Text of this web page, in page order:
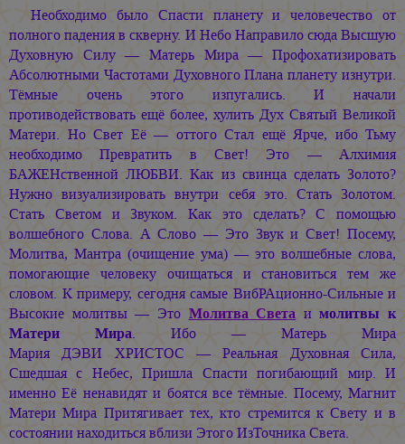
Необходимо было Спасти планету и человечество от
полного падения в скверну. И Небо Направило сюда Высшую
Духовную Силу — Матерь Мира — Профохатизировать
Абсолютными Частотами Духовного Плана планету изнутри.
Тёмные очень этого изпугались. И начали
противодействовать ещё более, хулить Дух Святый Великой
Матери. Но Свет Её — оттого Стал ещё Ярче, ибо Тьму
необходимо Превратить в Свет! Это — Алхимия
БАЖЕНственной ЛЮБВИ. Как из свинца сделать Золото?
Нужно визуализировать внутри себя это. Стать Золотом.
Стать Светом и Звуком. Как это сделать? С помощью
волшебного Слова. А Слово — Это Звук и Свет! Посему,
Молитва, Мантра (очищение ума) — это волшебные слова,
помогающие человеку очищаться и становиться тем же
словом. К примеру, сегодня самые ВибРАционно-Сильные и
Высокие молитвы — Это Молитва Света имолитвы к
Матери Мира. Ибо — Матерь Мира
Мария ДЭВИ ХРИСТОС — Реальная Духовная Сила,
Сшедшая с Небес, Пришла Спасти погибающий мир. И
именно Её ненавидят и боятся все тёмные. Посему, Магнит
Матери Мира Притягивает тех, кто стремится к Свету и в
состоянии находиться вблизи Этого ИзТочника Света.